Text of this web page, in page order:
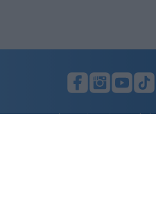
LUNIFIN S.r.l. a socio unico. Sede